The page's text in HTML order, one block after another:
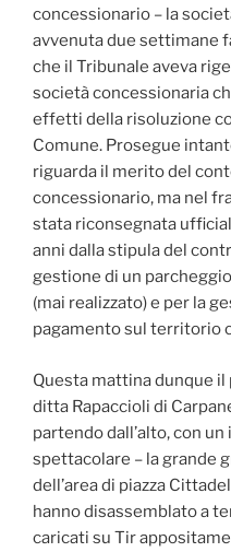
concessionario – la
avvenuta due settimane
che il Tribunale aveva
società concessionaria
effetti della risoluzione
Comune. Prosegue
riguarda il merito del
concessionario, ma nel
stata riconsegnata
anni dalla stipula del
gestione di un
(mai realizzato) e per la
pagamento sul territorio
Questa mattina dunque
ditta Rapaccioli di
partendo dall’alto, con
spettacolare – la grande
dell’area di piazza
hanno disassemblato a
caricati su Tir